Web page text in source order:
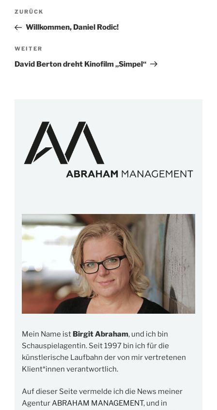
Beitragsnavigation
Vorheriger
Beitrag
ZURÜCK
Willkommen, Daniel Rodic!
Nächster
Beitrag
WEITER
David Berton dreht Kinofilm „Simpel“
Mein Name ist Birgit Abraham, und ich bin
Schauspielagentin. Seit 1997 bin ich für die
künstlerische Laufbahn der von mir vertretenen
Klient*innen verantwortlich.
Auf dieser Seite vermelde ich die News meiner
AgenturABRAHAM MANAGEMENT, und in